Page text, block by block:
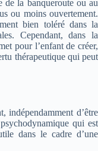
de la banqueroute ou au
ou moins ouvertement.
bien toléré dans la
Cependant, dans la
pour l’enfant de créer,
thérapeutique qui peut
indépendamment d’être
qui est
dans le cadre d’une